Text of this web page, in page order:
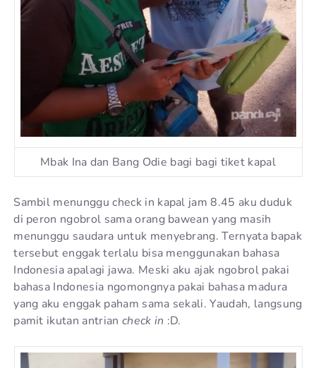
Mbak Ina dan Bang Odie bagi bagi tiket kapal
Sambil menunggu check in kapal jam 8.45 aku duduk
di peron ngobrol sama orang bawean yang masih
menunggu saudara untuk menyebrang. Ternyata bapak
tersebut enggak terlalu bisa menggunakan bahasa
Indonesia apalagi jawa. Meski aku ajak ngobrol pakai
bahasa Indonesia ngomongnya pakai bahasa madura
yang aku enggak paham sama sekali. Yaudah, langsung
pamit ikutan antrian check in :D.